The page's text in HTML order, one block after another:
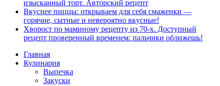
изысканный торт. Авторский рецепт
Вкуснее пиццы: открываем для себя смаженки —
горячие, сытные и невероятно вкусные!
Хворост по маминому рецепту из 70-х. Доступный
рецепт проверенный временем: пальчики оближешь!
Главная
Кулинария
Выпечка
Закуски